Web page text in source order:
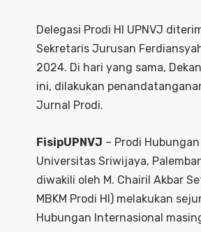
Delegasi Prodi HI UPNVJ
Sekretaris Jurusan
2024. Di hari yang sama,
ini, dilakukan
Jurnal Prodi.
FisipUPNVJ – Prodi
Universitas Sriwijaya,
diwakili oleh M. Chairil Akbar
MBKM Prodi HI) melakukan
Hubungan Internasional